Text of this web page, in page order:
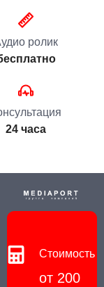
ролик
24 часа
Стоимость
от 200